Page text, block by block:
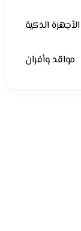
الذكية
مواقد وأفران